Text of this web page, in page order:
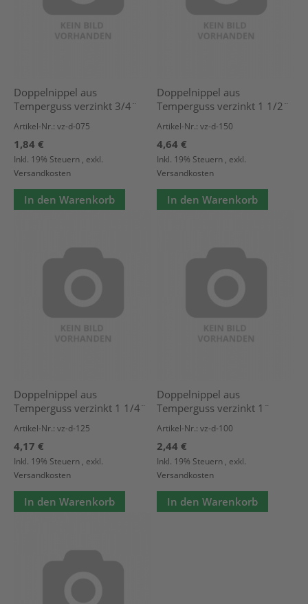
Doppelnippel aus
Temperguss verzinkt 3/4¨
Artikel-Nr.: vz-d-075
1,84 €
Inkl. 19% Steuern , exkl.
Versandkosten
In den Warenkorb
Doppelnippel aus
Temperguss verzinkt 1 1/2¨
Artikel-Nr.: vz-d-150
4,64 €
Inkl. 19% Steuern , exkl.
Versandkosten
In den Warenkorb
Doppelnippel aus
Temperguss verzinkt 1 1/4¨
Artikel-Nr.: vz-d-125
4,17 €
Inkl. 19% Steuern , exkl.
Versandkosten
In den Warenkorb
Doppelnippel aus
Temperguss verzinkt 1¨
Artikel-Nr.: vz-d-100
2,44 €
Inkl. 19% Steuern , exkl.
Versandkosten
In den Warenkorb